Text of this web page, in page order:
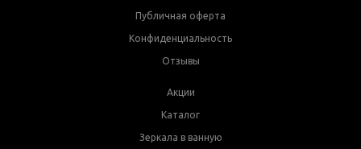
Публичная оферта
Конфиденциальность
Отзывы
Акции
Каталог
Зеркала в ванную